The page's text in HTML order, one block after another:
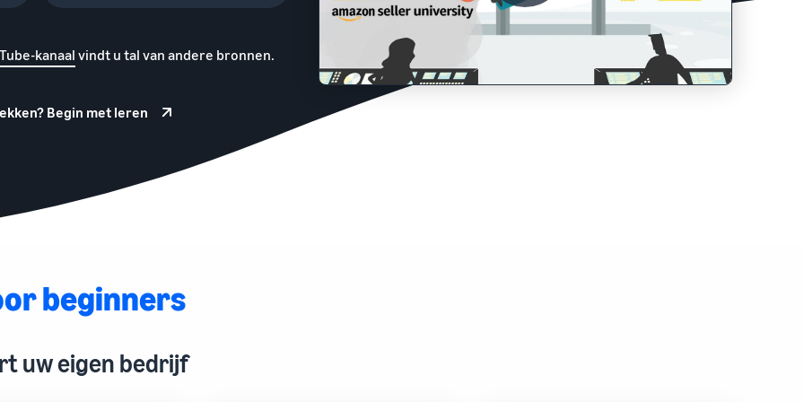
Fulfillment by Amazon
klantenservice
Lanceer uw merk met Amazon
kanaal vindt u tal van andere bronnen.
Begin met leren
beginners
uw eigen bedrijf